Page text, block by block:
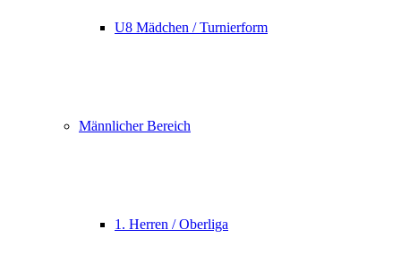
U8 Mädchen / Turnierform
Männlicher Bereich
1. Herren / Oberliga